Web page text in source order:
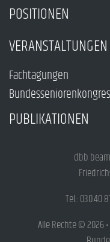
POSITIONEN
VERANSTALTUNGEN
Fachtagungen
PUBLIKATIONEN
dbb
Tel.: 030.40
Alle Rechte ©